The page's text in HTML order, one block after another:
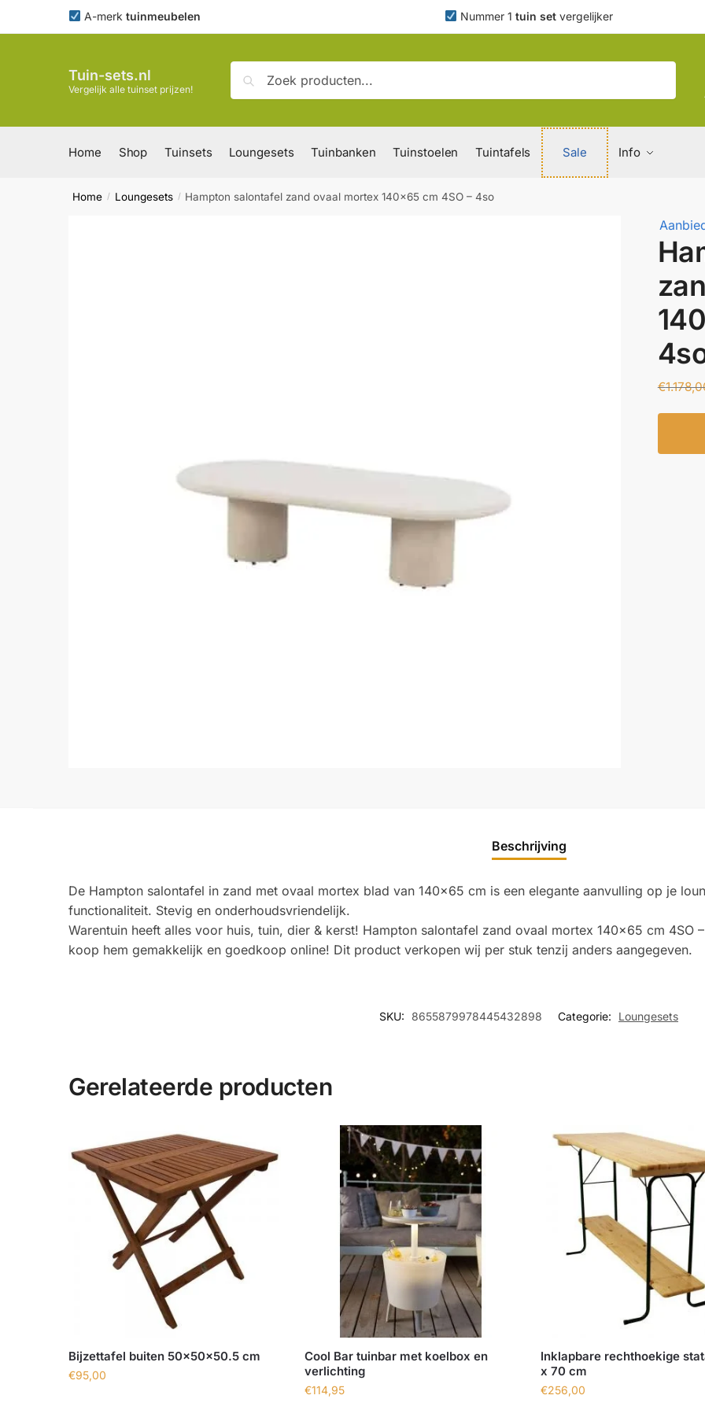
A-merk tuinmeubelen Nummer 1 tuin set vergelijker
Tuin-sets.nl
Vergelijk alle tuinset prijzen!
naar:
Zoeken
Home Shop Tuinsets Loungesets Tuinbanken Tuinstoelen Tuintafels Sale Info
Home / Loungesets / Hampton salontafel zand ovaal mortex 140×65 cm 4SO – 4so
€
Beschrijving
De Hampton salontafel in zand met ovaal mortex blad van 140×65 cm is een elegante aanvulling op je
functionaliteit. Stevig en onderhoudsvriendelijk.
Warentuin heeft alles voor huis, tuin, dier & kerst! Hampton salontafel zand ovaal mortex 140×65 cm 4SO
koop hem gemakkelijk en goedkoop online! Dit product verkopen wij per stuk tenzij anders aangegeven.
SKU: 8655879978445432898 Categorie: Loungesets
Gerelateerde producten
Bijzettafel buiten 50x50x50.5 cm
€95,00
Cool Bar tuinbar met koelbox en
verlichting
€114,95
Inklapbare rechthoekige
x 70 cm
€256,00